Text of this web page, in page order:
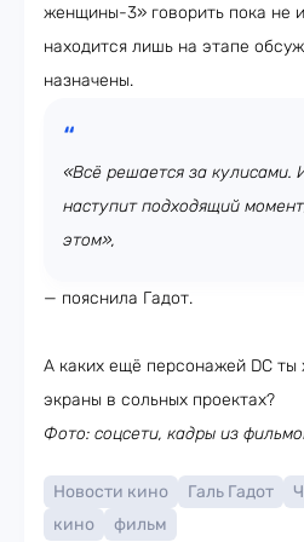
женщины-3» говорить пока не
находится лишь на этапе
назначены.
«Всё решается за кулисами.
наступит подходящий
этом»,
— пояснила Гадот.
А каких ещё персонажей DC ты
экраны в сольных проектах?
Фото: соцсети, кадры из
Новости кино Галь Гадот
кино
фильм